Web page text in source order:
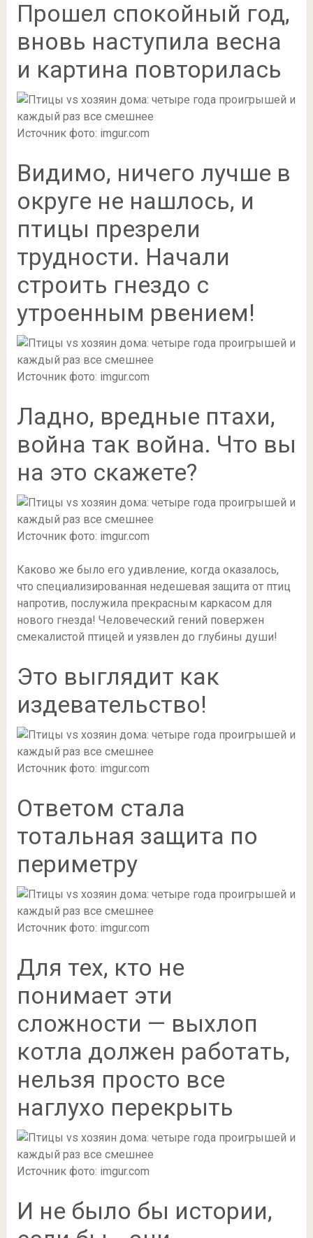
Прошел спокойный год,
вновь наступила весна
и картина повторилась
Источник фото: imgur.com
Видимо, ничего лучше в
округе не нашлось, и
птицы презрели
трудности. Начали
строить гнездо с
утроенным рвением!
Источник фото: imgur.com
Ладно, вредные птахи,
война так война. Что вы
на это скажете?
Источник фото: imgur.com
Каково же было его удивление, когда оказалось,
что специализированная недешевая защита от птиц
напротив, послужила прекрасным каркасом для
нового гнезда! Человеческий гений повержен
смекалистой птицей и уязвлен до глубины души!
Это выглядит как
издевательство!
Источник фото: imgur.com
Ответом стала
тотальная защита по
периметру
Источник фото: imgur.com
Для тех, кто не
понимает эти
сложности — выхлоп
котла должен работать,
нельзя просто все
наглухо перекрыть
Источник фото: imgur.com
И не было бы истории,